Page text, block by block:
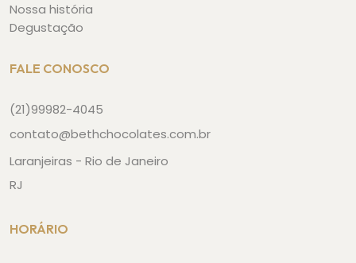
Nossa história
Degustação
FALE CONOSCO
(21)99982-4045
contato@bethchocolates.com.br
Laranjeiras - Rio de Janeiro
RJ
HORÁRIO